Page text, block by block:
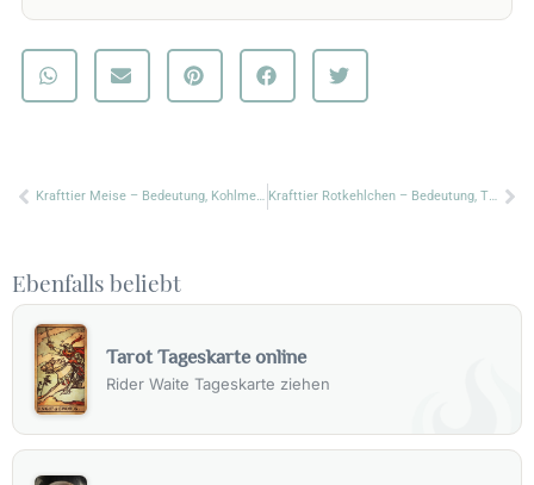
Zurück Krafttier Meise – Bedeutung, Kohlmeise & Blaumeise Krafttier Rotkehlchen – Bedeutung, Trost & Hoffnung
Ebenfalls beliebt
Tarot Tageskarte online
Rider Waite Tageskarte ziehen